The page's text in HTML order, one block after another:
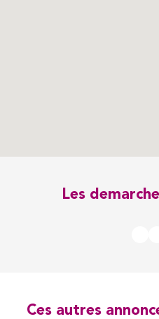
Les
Ces autres